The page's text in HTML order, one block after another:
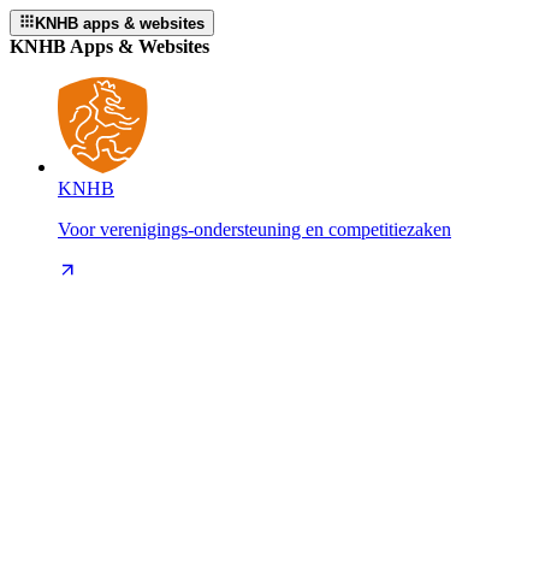
KNHB apps & websites
KNHB Apps & Websites
KNHB
Voor verenigings-ondersteuning en competitiezaken